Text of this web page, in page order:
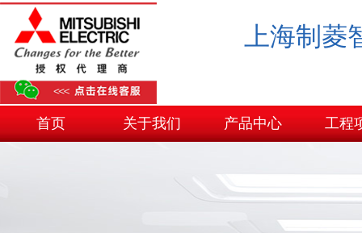
上海制
首页 关于我们 产品中心 工程